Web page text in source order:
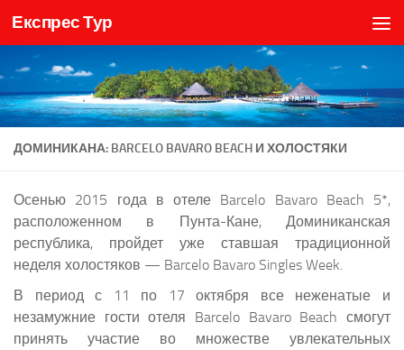
Skip to content
Експрес Тур
ДОМИНИКАНА: BARCELO BAVARO BEACH И ХОЛОСТЯКИ
Осенью 2015 года в отеле Barcelo Bavaro Beach 5*,
расположенном в Пунта-Кане, Доминиканская
республика, пройдет уже ставшая традиционной
неделя холостяков — Barcelo Bavaro Singles Week.
В период с 11 по 17 октября все неженатые и
незамужние гости отеля Barcelo Bavaro Beach смогут
принять участие во множестве увлекательных